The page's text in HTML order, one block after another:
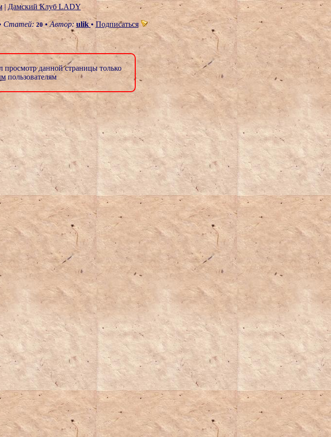
|Дамский Клуб LADY
Статей: 20 •Автор: ulik •Подписаться
просмотр данной страницы только
пользователям